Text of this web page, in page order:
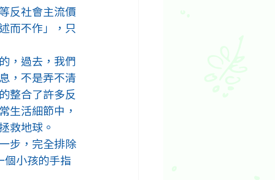
反社會主流價
而不作」，只
，過去，我們
，不是弄不清
整合了許多反
生活細節中，
救地球。
步，完全排除
小孩的手指